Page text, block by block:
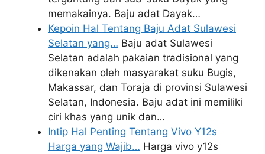
memakainya. Baju adat Dayak…
Kepoin Hal Tentang Baju Adat Sulawesi
Selatan yang… Baju adat Sulawesi
Selatan adalah pakaian tradisional yang
dikenakan oleh masyarakat suku Bugis,
Makassar, dan Toraja di provinsi Sulawesi
Selatan, Indonesia. Baju adat ini memiliki
ciri khas yang unik dan…
Intip Hal Penting Tentang Vivo Y12s
Harga yang Wajib… Harga vivo y12s